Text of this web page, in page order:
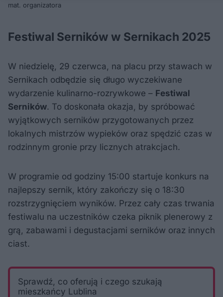
mat. organizatora
Festiwal Serników w Sernikach 2025
W niedzielę, 29 czerwca, na placu przy stawach w
Sernikach odbędzie się długo wyczekiwane
wydarzenie kulinarno-rozrywkowe – Festiwal
Serników. To doskonała okazja, by spróbować
wyjątkowych serników przygotowanych przez
lokalnych mistrzów wypieków oraz spędzić czas w
rodzinnym gronie przy licznych atrakcjach.
W programie od godziny 15:00 startuje konkurs na
najlepszy sernik, który zakończy się o 18:30
rozstrzygnięciem wyników. Przez cały czas trwania
festiwalu na uczestników czeka piknik plenerowy z
grą, zabawami i degustacjami serników oraz innych
ciast.
Sprawdź, co oferują i czego szukają
mieszkańcy Lublina